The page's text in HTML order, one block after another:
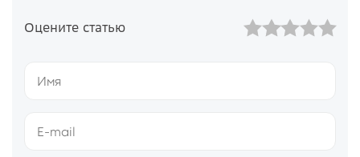
Оцените статью